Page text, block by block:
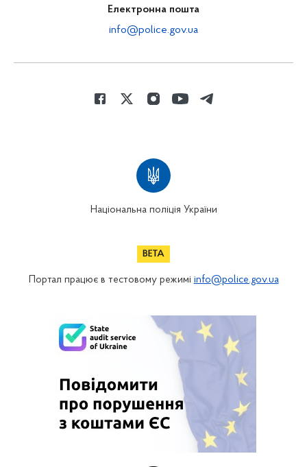
Електронна пошта
info@police.gov.ua
Національна поліція України
Портал працює в тестовому режимі info@police.gov.ua